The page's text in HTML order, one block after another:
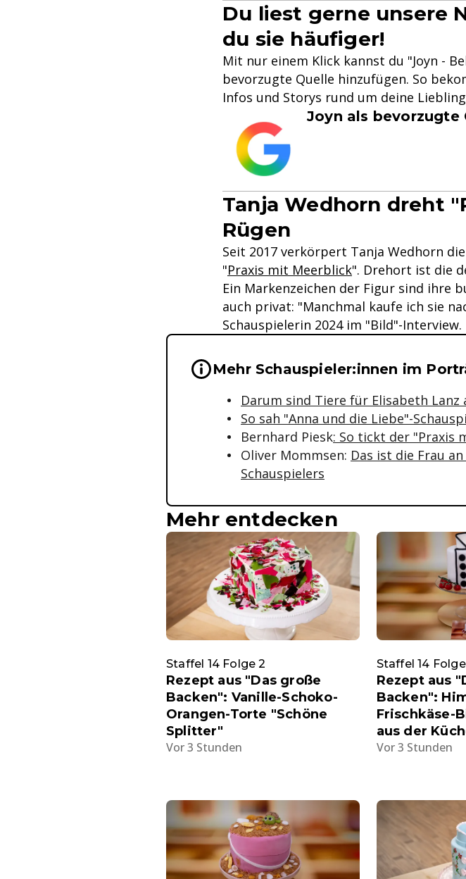
Du liest gerne unsere
du sie häufiger!
Mit nur einem Klick kannst du "Joyn -
bevorzugte Quelle hinzufügen. So
Infos und Storys rund um deine
Joyn als bevorzugte
Tanja Wedhorn dreht
Rügen
Seit 2017 verkörpert Tanja Wedhorn
"Praxis mit Meerblick". Drehort ist die
Ein Markenzeichen der Figur sind ihre
auch privat: "Manchmal kaufe ich sie
Schauspielerin 2024 im "Bild"-Interview.
Wichtige Hinweise & Informationen
Mehr Schauspieler:innen im
Darum sind Tiere für Elisabeth
So sah "Anna und die Liebe"-
Bernhard Piesk: So tickt der "Praxis
Oliver Mommsen: Das ist die Frau
Schauspielers
Mehr entdecken
Staffel 14 Folge 2
Rezept aus "Das große
Backen": Vanille-Schoko-
Orangen-Torte "Schöne
Splitter"
Vor 3 Stunden
Staffel 14
Rezept aus
Backen":
Frischkäse-
aus der
Vor 3 Stunden